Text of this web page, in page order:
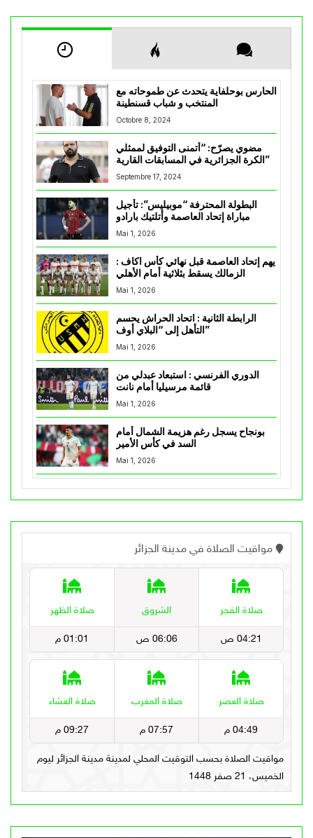
الحارس بوحلفاية يتحدث عن طموحاته مع
المنتخب و شباب قسنطينة
Octobre 8, 2024
مضوي يصرّح: “أتمنى التوفيق لممثلي
الكرة الجزائرية في المسابقات القارية”
Septembre 17, 2024
البطولة المحترفة “موبيليس”: تأجيل
مباراة إتحاد العاصمة وأتلتيك بارادو
Mai 1, 2026
يهم إتحاد العاصمة قبل نهائي كأس اكاف :
Mai 1, 2026
الرابطة الثانية : اتحاد الحراش يحسم
التأهل إلى “البلاي أوف”
Mai 1, 2026
الدوري الفرنسي : استبعاد عبدلي من
قائمة مرسيليا أمام نانت
Mai 1, 2026
بونجاح يسجل رغم هزيمة الشمال أمام
السد في كأس الأمير
Mai 1, 2026